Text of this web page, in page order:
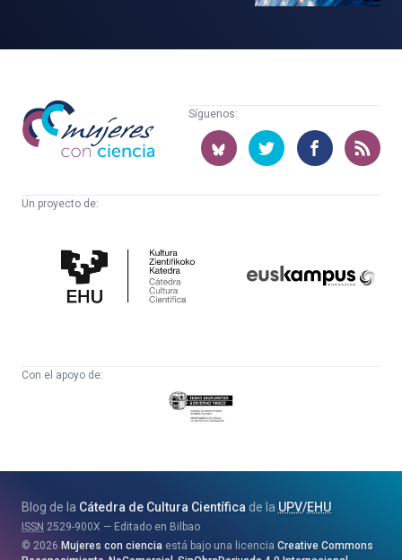
Mujeres
con
ciencia
Síguenos:
Un proyecto de:
Cultura
Científica
Con el apoyo de:
Eusko
Jaurlaritza
eta
Berrikuntza
Saila
Blog de la Cátedra de Cultura Científica de la UPV/EHU
ISSN 2529-900X
Editado en Bilbao
2026 Mujeres con ciencia está bajo una licencia Creative Commons